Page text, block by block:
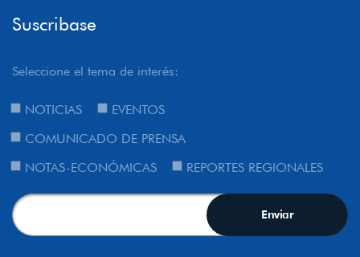
Suscribase
Seleccione el tema de interés:
NOTICIAS
EVENTOS
COMUNICADO DE PRENSA
NOTAS-ECONÓMICAS
REPORTES REGIONALES